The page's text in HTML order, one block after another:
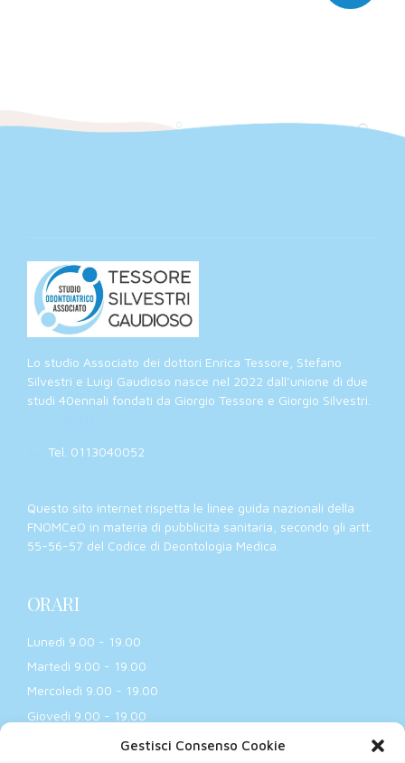
Gestisci Consenso Cookie
Lo studio Associato dei dottori Enrica Tessore, Stefano
Silvestri e Luigi Gaudioso nasce nel 2022 dall’unione di due
studi 40ennali fondati da Giorgio Tessore e Giorgio Silvestri.
Tel. 0113040052
Questo sito internet rispetta le linee guida nazionali della
FNOMCeO in materia di pubblicità sanitaria, secondo gli artt.
55-56-57 del Codice di Deontologia Medica.
ORARI
Lunedì 9.00 - 19.00
Martedì 9.00 - 19.00
Mercoledì 9.00 - 19.00
Giovedì 9.00 - 19.00
Venerdì 9.00 - 17.00